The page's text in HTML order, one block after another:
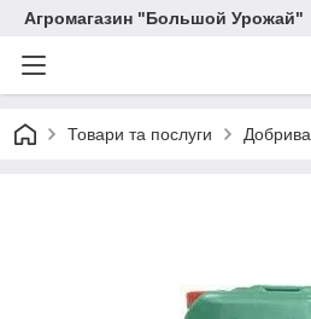
Агромагазин "Большой Урожай"
Товари та послуги Добрива